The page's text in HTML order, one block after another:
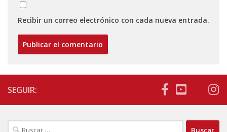
Recibir un correo electrónico con cada nueva entrada.
SEGUIR:
Buscar: